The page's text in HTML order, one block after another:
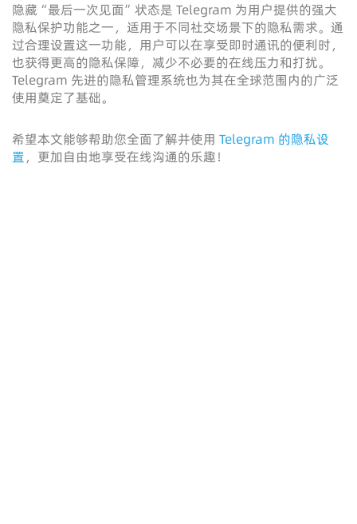
隐藏“最后一次见面”状态是 Telegram 为用户提供的强大
隐私保护功能之一，适用于不同社交场景下的隐私需求。通
过合理设置这一功能，用户可以在享受即时通讯的便利时，
也获得更高的隐私保障，减少不必要的在线压力和打扰。
Telegram 先进的隐私管理系统也为其在全球范围内的广泛
使用奠定了基础。
希望本文能够帮助您全面了解并使用 Telegram 的隐私设
置，更加自由地享受在线沟通的乐趣！